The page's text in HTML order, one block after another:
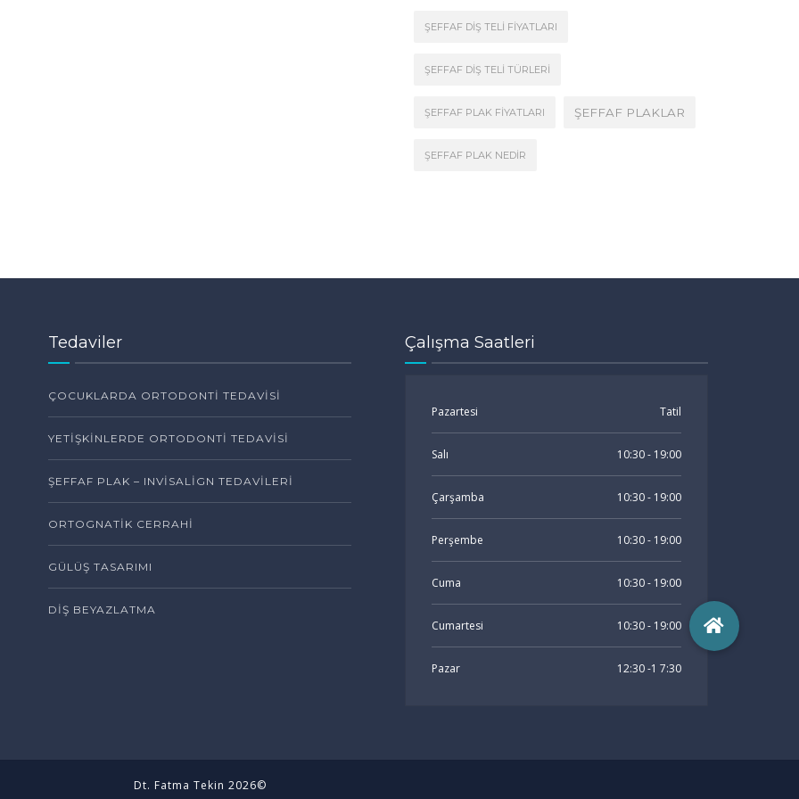
ŞEFFAF DIŞ TELI FIYATLARI
ŞEFFAF DIŞ TELI TÜRLERI
ŞEFFAF PLAK FIYATLARI ŞEFFAF PLAKLAR
ŞEFFAF PLAK NEDIR
Tedaviler
ÇOCUKLARDA ORTODONTI TEDAVISI
YETIŞKINLERDE ORTODONTI TEDAVISI
ŞEFFAF PLAK – INVISALIGN TEDAVILERI
ORTOGNATIK CERRAHI
GÜLÜŞ TASARIMI
DIŞ BEYAZLATMA
Çalışma Saatleri
Pazartesi Tatil
Salı 10:30 - 19:00
Çarşamba 10:30 - 19:00
Perşembe 10:30 - 19:00
Cuma 10:30 - 19:00
Cumartesi 10:30 - 19:00
Pazar 12:30 -1 7:30
Dt. Fatma Tekin 2026©